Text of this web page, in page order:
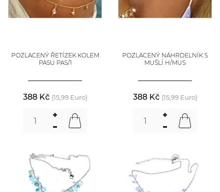
POZLACENÝ ŘETÍZEK KOLEM
PASU PAS/1
388 Kč (15,99 Euro)
POZLACENÝ NÁHRDELNÍK S
MUŠLÍ H/MUS
388 Kč (15,99 Euro)